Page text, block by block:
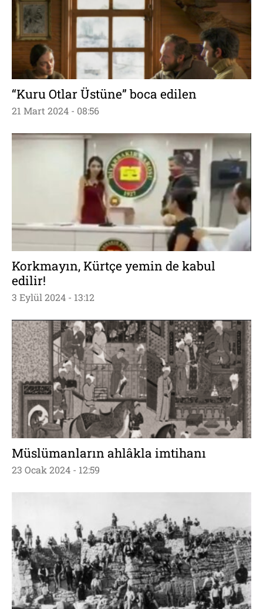
“Kuru Otlar Üstüne” boca edilen
21 Mart 2024 - 08:56
Korkmayın, Kürtçe yemin de kabul
edilir!
3 Eylül 2024 - 13:12
Müslümanların ahlâkla imtihanı
23 Ocak 2024 - 12:59